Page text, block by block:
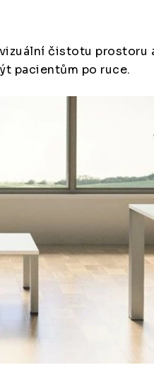
čistotu prostoru
pacientům po ruce.